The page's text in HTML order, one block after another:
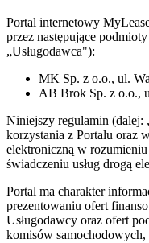
Portal internetowy
przez następujące
„Usługodawca"):
MK Sp. z o.o., ul.
AB Brok Sp. z o.o.,
Niniejszy regulamin (dalej:
korzystania z Portalu oraz
elektroniczną w
świadczeniu usług drogą
Portal ma charakter
prezentowaniu ofert
Usługodawcy oraz ofert
komisów